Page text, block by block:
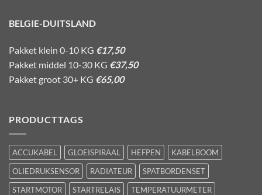
BELGIE-DUITSLAND
Pakket klein 0-10 KG €17,50
Pakket middel 10-30 KG €37,50
Pakket groot 30+ KG €65,00
PRODUCTTAGS
ACCUKABEL GLOEISPIRAAL HEFPEN
KABELBOOM
OLIEDRUKSENSOR
RADIATEUR
SPATBORDENSET
STARTMOTOR
STARTRELAIS
TEMPERATUURMETER